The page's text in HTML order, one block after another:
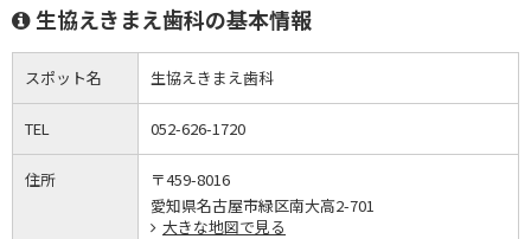
生協えきまえ歯科の基本情報
スポット名 生協えきまえ歯科
TEL 052-626-1720
住所
〒459-8016
愛知県名古屋市緑区南大高2-701
大きな地図で見る